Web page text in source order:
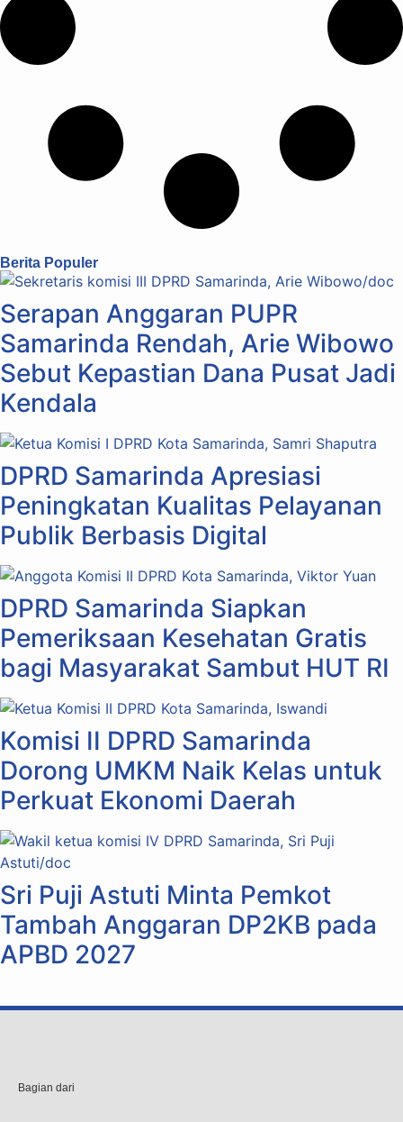
Berita Populer
Serapan Anggaran PUPR
Samarinda Rendah, Arie Wibowo
Sebut Kepastian Dana Pusat Jadi
Kendala
DPRD Samarinda Apresiasi
Peningkatan Kualitas Pelayanan
Publik Berbasis Digital
DPRD Samarinda Siapkan
Pemeriksaan Kesehatan Gratis
bagi Masyarakat Sambut HUT RI
Komisi II DPRD Samarinda
Dorong UMKM Naik Kelas untuk
Perkuat Ekonomi Daerah
Sri Puji Astuti Minta Pemkot
Tambah Anggaran DP2KB pada
APBD 2027
Bagian dari